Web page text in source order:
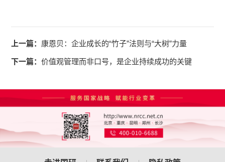
上一篇： 康恩贝：企业成长的“竹子”法则与“大树”力量
下一篇：价值观管理而非口号，是企业持续成功的关键